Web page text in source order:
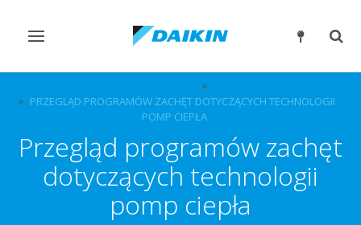
Przełącz
PRZEGLĄD PROGRAMÓW ZACHĘT DOTYCZĄCYCH TECHNOLOGII
POMP CIEPŁA
Przegląd programów zachęt
dotyczących technologii
pomp ciepła